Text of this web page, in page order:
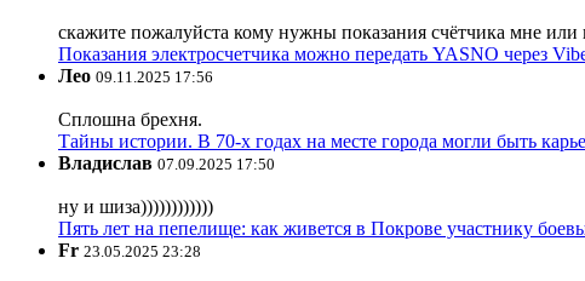
скажите пожалуйста кому нужны показания счётчика мне или
Показания электросчетчика можно передать YASNO через
Лео 09.11.2025 17:56
Сплошна брехня.
Тайны истории. В 70-х годах на месте города могли быть
Владислав 07.09.2025 17:50
ну и шиза))))))))))))
Пять лет на пепелище: как живется в Покрове участнику
Fr 23.05.2025 23:28